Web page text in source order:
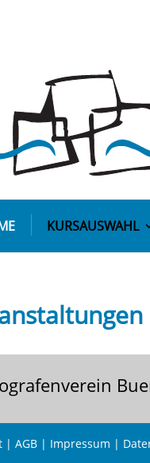
KURSAUSWAHL
| AGB | Impressum |